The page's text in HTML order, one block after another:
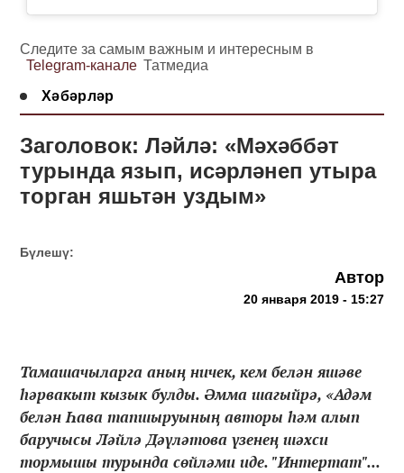
Следите за самым важным и интересным в
Telegram-канале Татмедиа
Хәбәрләр
Заголовок: Ләйлә: «Мәхәббәт
турында язып, исәрләнеп утыра
торган яшьтән уздым»
Бүлешү:
Автор
20 января 2019 - 15:27
Тамашачыларга аның ничек, кем белән яшәве
һәрвакыт кызык булды. Әмма шагыйрә, «Адәм
белән Һава тапшыруының авторы һәм алып
баручысы Ләйлә Дәүләтова үзенең шәхси
тормышы турында сөйләми иде. "Интертат"...